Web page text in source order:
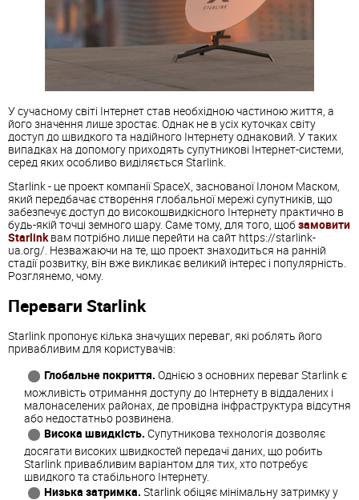
У сучасному світі Інтернет став необхідною частиною життя, а
його значення лише зростає. Однак не в усіх куточках світу
доступ до швидкого та надійного Інтернету однаковий. У таких
випадках на допомогу приходять супутникові Інтернет-системи,
серед яких особливо виділяється Starlink.
Starlink - це проект компанії SpaceX, заснованої Ілоном Маском,
який передбачає створення глобальної мережі супутників, що
забезпечує доступ до високошвидкісного Інтернету практично в
будь-якій точці земного шару. Саме тому, для того, щобзамовити
Starlinkвам потрібно лише перейти на сайт https://starlink-
ua.org/. Незважаючи на те, що проект знаходиться на ранній
стадії розвитку, він вже викликає великий інтерес і популярність.
Розглянемо, чому.
Переваги Starlink
Starlink пропонує кілька значущих переваг, які роблять його
привабливим для користувачів:
Глобальне покриття. Однією з основних переваг Starlink є
можливість отримання доступу до Інтернету в віддалених і
малонаселених районах, де провідна інфраструктура відсутня
або недостатньо розвинена.
Висока швидкість. Супутникова технологія дозволяє
досягати високих швидкостей передачі даних, що робить
Starlink привабливим варіантом для тих, хто потребує
швидкого та стабільного Інтернету.
Низька затримка. Starlink обіцяє мінімальну затримку у